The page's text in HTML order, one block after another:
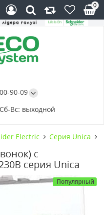
90-09
Вс: выходной
0
Electric Серия Unica
с
серия Unica
Популярный